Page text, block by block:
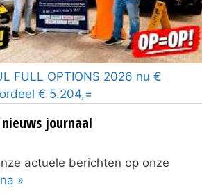
FULL OPTIONS 2026 nu €
€ 5.204,=
journaal
actuele berichten op onze
»